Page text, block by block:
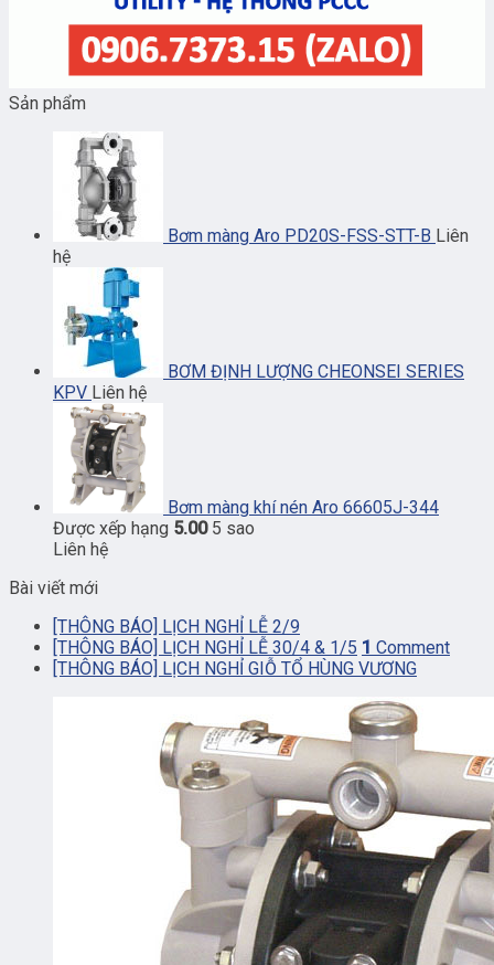
Sản phẩm
Bơm màng Aro PD20S-FSS-STT-B Liên
hệ
BƠM ĐỊNH LƯỢNG CHEONSEI SERIES
KPV Liên hệ
Bơm màng khí nén Aro 66605J-344
Được xếp hạng 5.005 sao
Liên hệ
Bài viết mới
[THÔNG BÁO] LỊCH NGHỈ LỄ 2/9
[THÔNG BÁO] LỊCH NGHỈ LỄ 30/4 & 1/5 1 Comment
[THÔNG BÁO] LỊCH NGHỈ GIỖ TỔ HÙNG VƯƠNG